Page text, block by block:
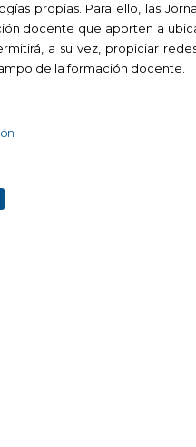
propias. Para ello, las
docente que aporten a
a su vez, propiciar
de la formación docente.